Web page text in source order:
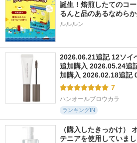
誕生！焙煎したてのコ
るんと品のあるなめら
ルルルン
2026.06.21追記 12ソイ
追加購入 2026.05.24追
加購入 2026.02.18追記
7
ハンオールブロウカラ
ランキングIN
（購入したきっかけ）
テニアを使用していま